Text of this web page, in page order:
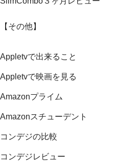
【その他】
Appletvで出来ること
Appletvで映画を見る
Amazonプライム
Amazonスチューデント
コンデジの比較
コンデジレビュー